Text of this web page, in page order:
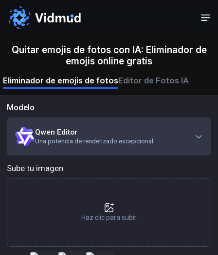
Eliminador de emojis de fotosEditor de Fotos IA
Modelo
Qwen Editor
Una potencia de renderizado excepcional.
Sube tu imagen
Haz clic para subir
Quitar emojis de fotos con IA: Eliminador de
emojis online gratis